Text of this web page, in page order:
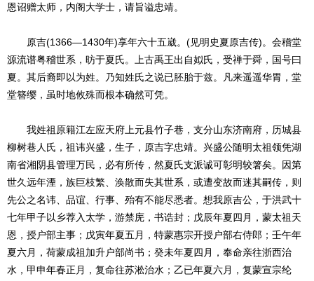
恩诏赠太师，内阁大学士，请旨谥忠靖。
原吉(1366—1430年)享年六十五崴。(见明史夏原吉传)。会稽堂
源流谱粤稽世系，昉于夏氏。上古禹王出自姒氏，受禅于舜，国号曰
夏。其后裔即以为姓。乃知姓氏之说已胚胎于兹。凡来遥遥华胃，堂
堂簪缨，虽时地攸殊而根本确然可凭。
我姓祖原籍江左应天府上元县竹子巷，支分山东济南府，历城县
柳树巷人氏，祖讳兴盛，生子，原吉字忠靖。兴盛公随明太祖领凭湖
南省湘阴县管理万民，必有所传，然夏氏支派诚可彰明较箸矣。因第
世久远年湮，族巨枝繁、涣散而失其世系，或遭变故而迷其嗣传，则
先公之名讳、品谊、行事、殆有不能尽悉者。想我原吉公，于洪武十
七年甲子以乡荐入太学，游禁庑，书诰封；戊辰年夏四月，蒙太祖天
恩，授户部主事；戊寅年夏五月，特蒙惠宗开授户部右侍郎；壬午年
夏六月，荷蒙成祖加升户部尚书；癸未年夏四月，奉命亲往浙西治
水，甲申年春正月，复命往苏淞治水；乙已年夏六月，复蒙宣宗纶